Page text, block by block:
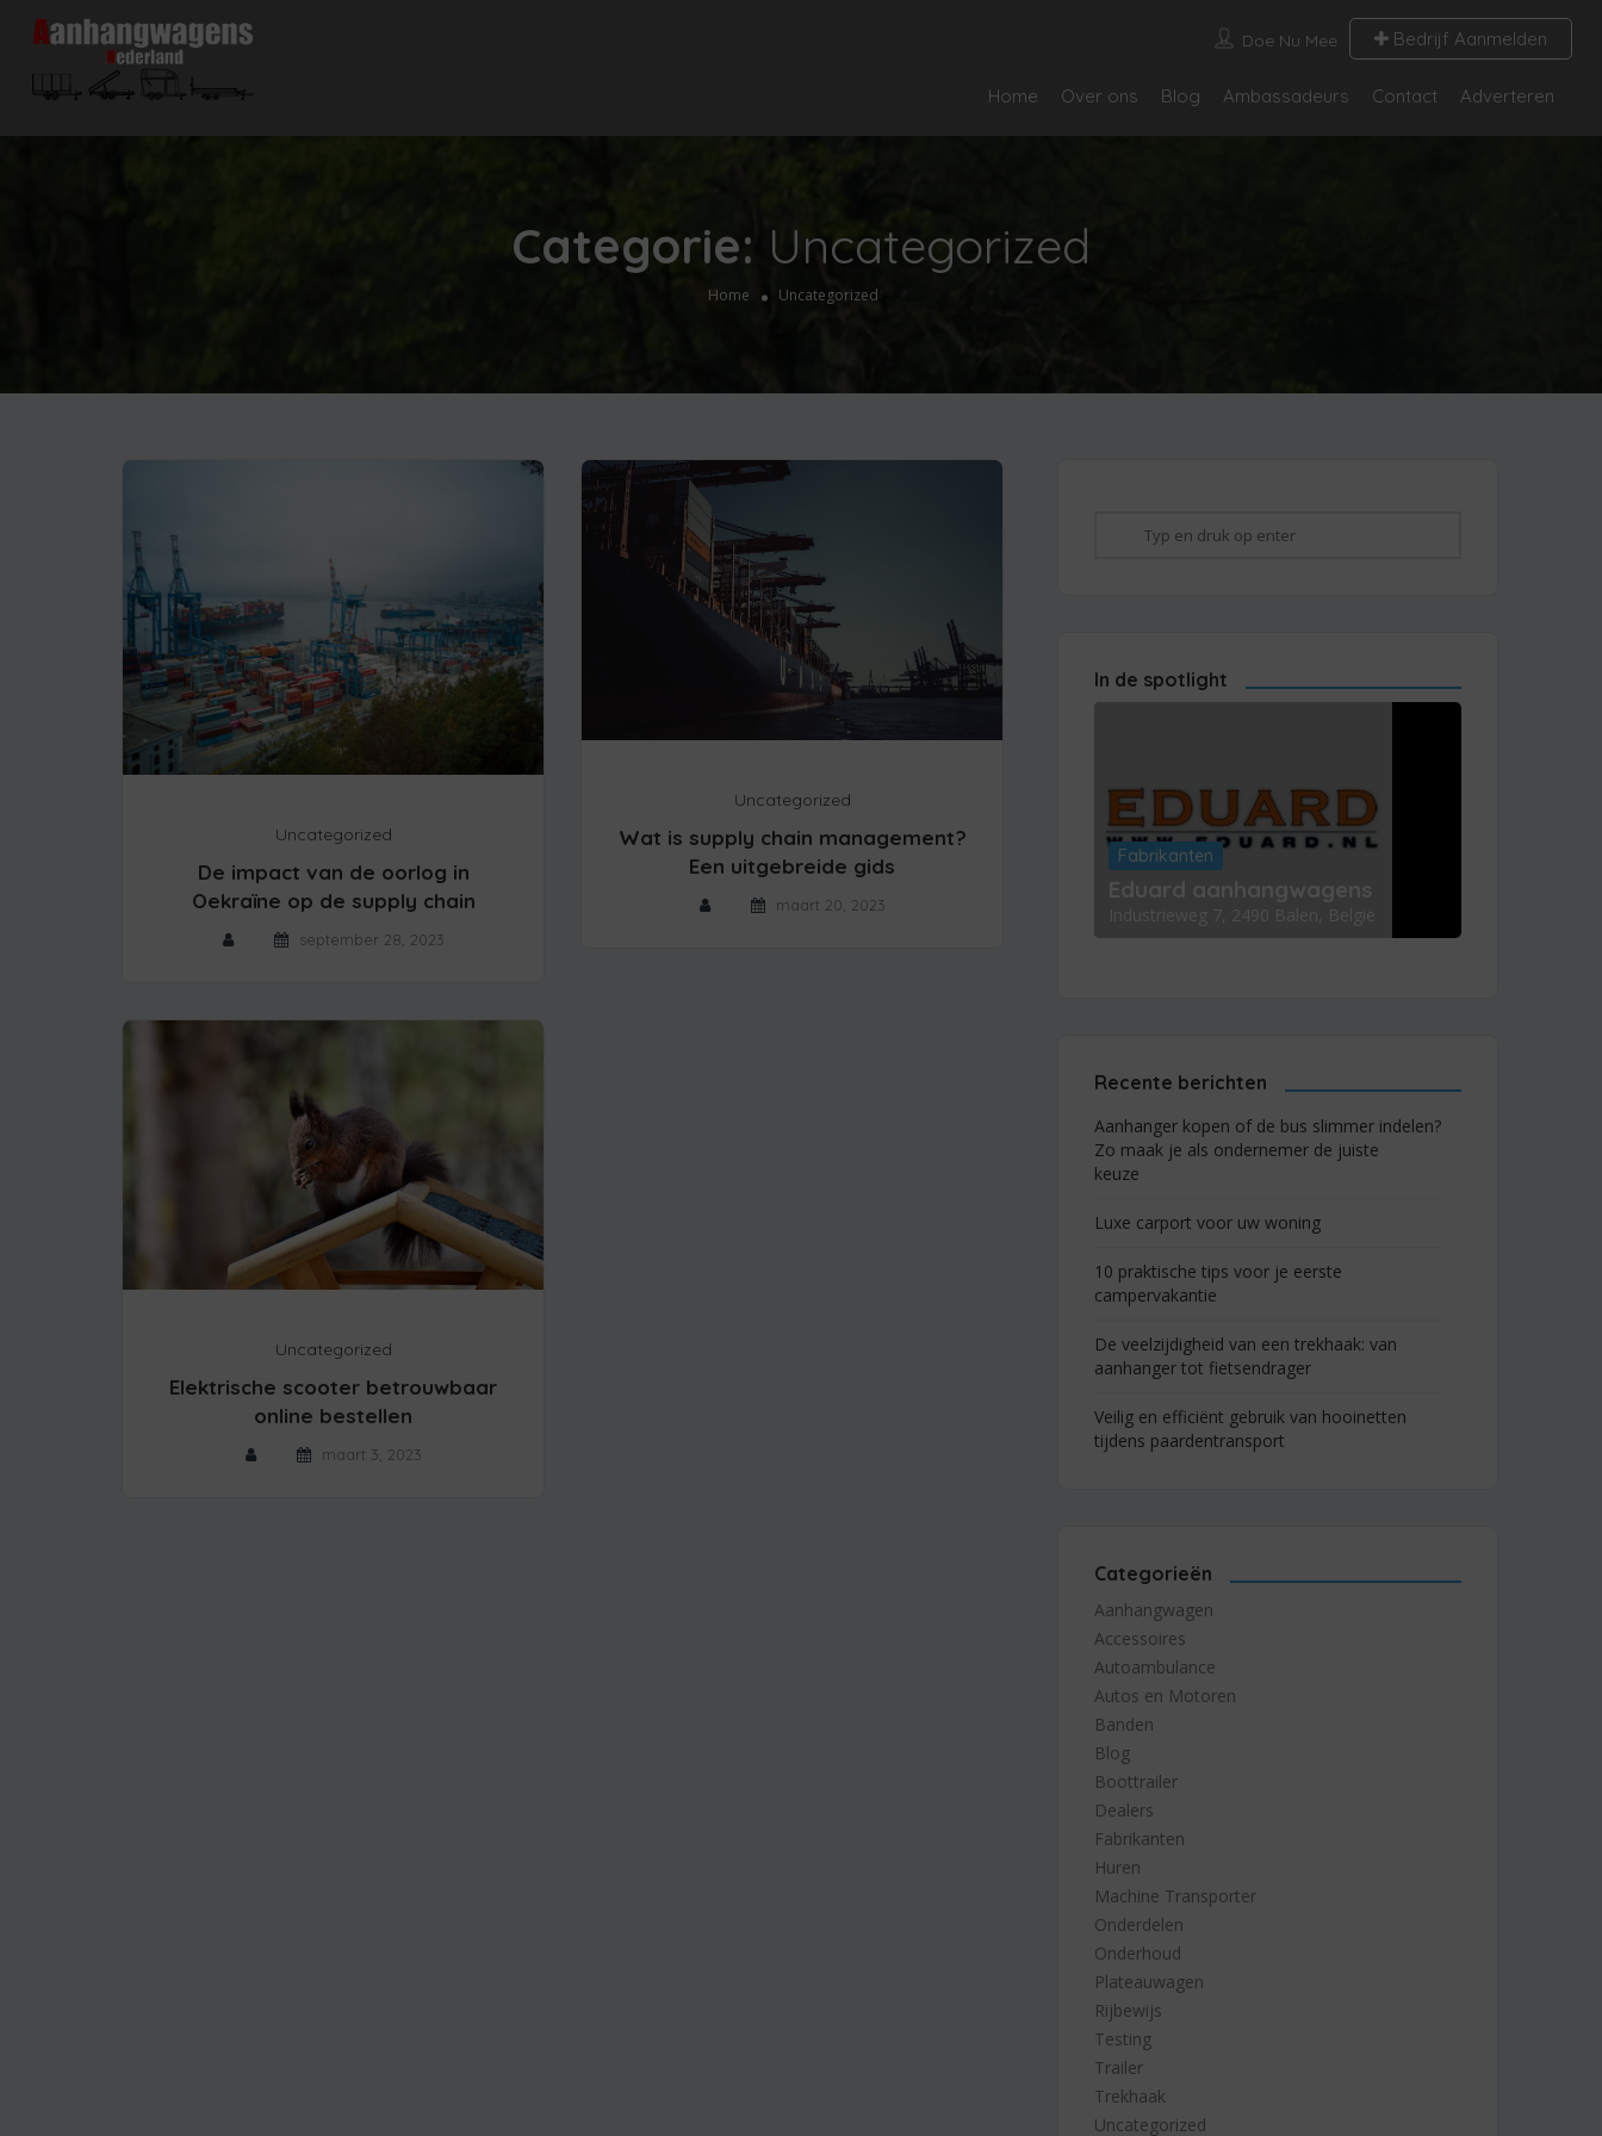
Doe Nu Mee Bedrijf Aanmelden
Home Over ons Blog Ambassadeurs Contact Adverteren
Categorie: Uncategorized
Home Uncategorized
Uncategorized
De impact van de oorlog in
Oekraïne op de supply chain
september 28, 2023
Uncategorized
Wat is supply chain management?
Een uitgebreide gids
maart 20, 2023
Uncategorized
Elektrische scooter betrouwbaar
online bestellen
maart 3, 2023
In de spotlight
Fabrikanten
Recente berichten
Aanhanger kopen of de bus slimmer indelen?
Zo maak je als ondernemer de juiste
keuze
Luxe carport voor uw woning
10 praktische tips voor je eerste
campervakantie
De veelzijdigheid van een trekhaak: van
aanhanger tot fietsendrager
Veilig en efficiënt gebruik van hooinetten
tijdens paardentransport
Categorieën
Aanhangwagen
Accessoires
Autoambulance
Autos en Motoren
Banden
Blog
Boottrailer
Dealers
Fabrikanten
Huren
Machine Transporter
Onderdelen
Onderhoud
Plateauwagen
Rijbewijs
Testing
Trailer
Trekhaak
Uncategorized